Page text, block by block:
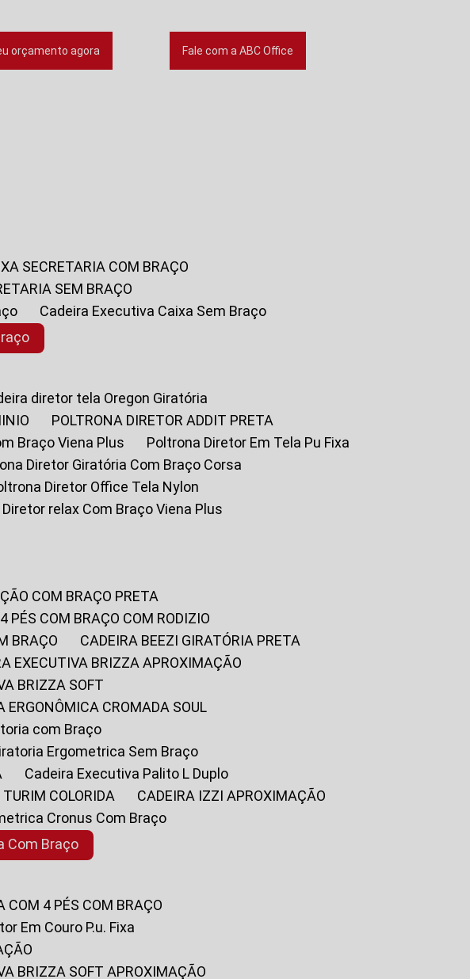
orçamento agora Fale com a ABC Office
SECRETARIA COM BRAÇO
SEM BRAÇO
Cadeira Executiva Caixa Sem Braço
diretor tela Oregon Giratória
POLTRONA DIRETOR ADDIT PRETA
Braço Viena Plus
Poltrona Diretor Em Tela Pu Fixa
Diretor Giratória Com Braço Corsa
Diretor Office Tela Nylon
Diretor relax Com Braço Viena Plus
COM BRAÇO PRETA
PÉS COM BRAÇO COM RODIZIO
BRAÇO
CADEIRA BEEZI GIRATÓRIA PRETA
EXECUTIVA BRIZZA APROXIMAÇÃO
BRIZZA SOFT
ERGONÔMICA CROMADA SOUL
com Braço
Ergometrica Sem Braço
Cadeira Executiva Palito L Duplo
TURIM COLORIDA
CADEIRA IZZI APROXIMAÇÃO
Cronus Com Braço
Com Braço
COM 4 PÉS COM BRAÇO
Em Couro P.u. Fixa
BRIZZA SOFT APROXIMAÇÃO